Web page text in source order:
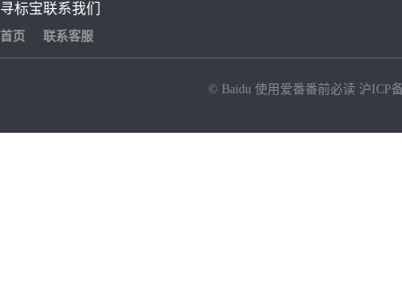
寻标宝
首页
联系我们
联系客服
© Baidu 使用爱番番前必读 沪ICP